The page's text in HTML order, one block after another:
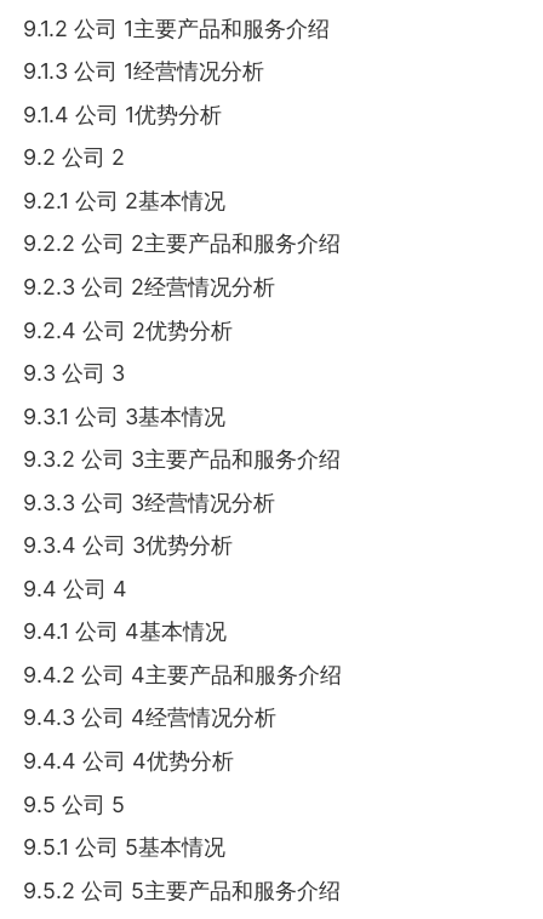
9.1.2 公司 1主要产品和服务介绍
9.1.3 公司 1经营情况分析
9.1.4 公司 1优势分析
9.2 公司 2
9.2.1 公司 2基本情况
9.2.2 公司 2主要产品和服务介绍
9.2.3 公司 2经营情况分析
9.2.4 公司 2优势分析
9.3 公司 3
9.3.1 公司 3基本情况
9.3.2 公司 3主要产品和服务介绍
9.3.3 公司 3经营情况分析
9.3.4 公司 3优势分析
9.4 公司 4
9.4.1 公司 4基本情况
9.4.2 公司 4主要产品和服务介绍
9.4.3 公司 4经营情况分析
9.4.4 公司 4优势分析
9.5 公司 5
9.5.1 公司 5基本情况
9.5.2 公司 5主要产品和服务介绍